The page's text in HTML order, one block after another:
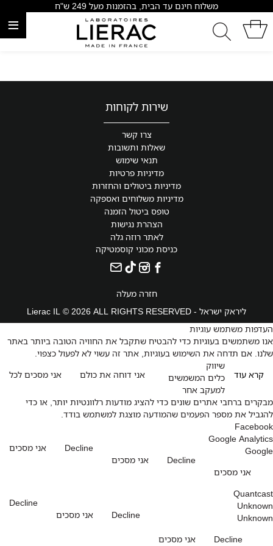
משלוח חינם עד הבית, בהזמנות מעל 249 ש"ח
≡
שירות לקוחות
צרו קשר
שאלות ותשובות
תנאי שימוש
מדיניות פרטיות
מדיניות ביטולים והחזרות
מדיניות משלוחים ואספקה
טופס ביטול הזמנה
הצהרת נגישות
לאתר רוזה גלה
כניסת מכוני קוסמטיקה
חזרה מעלה
ליראק ישראל - Lierac IL © 2026 ALL RIGHTS RESERVED
העדפות משתמש עוגיות
אנו משתמשים בעוגיות כדי להבטיח שתקבל את החוויה הטובה ביותר באתר
שלנו. אם תדחה את השימוש בעוגיות, אתר זה עשוי לא לפעול כצפוי.
אני מסכים לכל
אני דוחה את כולם קרא עוד
שיווק
כלים המשמשים
למעקב אחר
מבקרים ברחבי אתרים שונים כדי להציג מודעות רלוונטיות יותר, או כדי
להגביל את מספר הפעמים שהמודעה מוצגת למשתמש בודד.
Facebook
אני מסכים
Decline
Google Analytics
אני מסכים
Decline
Google
אני מסכים
Decline
Quantcast
אני מסכים
Decline
Unknown
Unknown
אני מסכים
Decline